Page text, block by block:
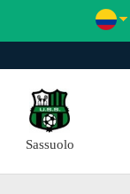
Sassuolo